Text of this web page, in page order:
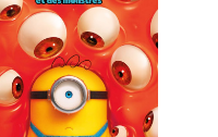
Bande-annonce
Réservation
TOUT PUBLIC VF